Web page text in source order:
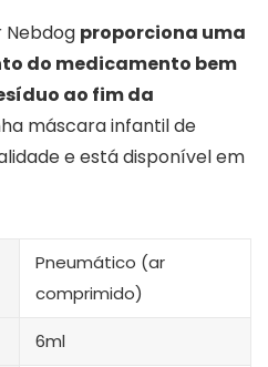
Nebdog proporciona uma
do medicamento bem
ao fim da
máscara infantil de
e está disponível em
Pneumático (ar
comprimido)
6ml